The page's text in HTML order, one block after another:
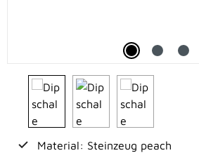
Material: Steinzeug peach